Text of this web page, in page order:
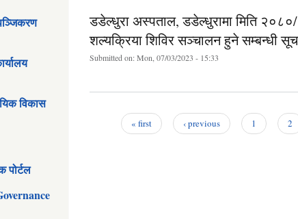
विकास
पोर्टल
डडेल्धुरा अस्पताल, डडेल्धुरामा मिति
शल्यक्रिया शिविर सञ्चालन हुने सम्बन्धी
Submitted on:Mon, 07/03/2023 - 15:33
« first ‹ previous 1 2